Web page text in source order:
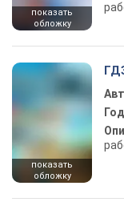
показать
обложку
показать
обложку